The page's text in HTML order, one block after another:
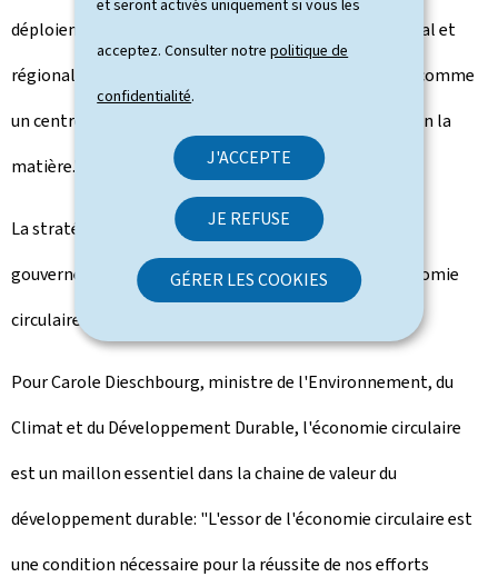
et seront activés uniquement si vous les
acceptez. Consulter notrepolitique de
confidentialité.
J'ACCEPTE
JE REFUSE
GÉRER LES COOKIES
déploiement de l'économie circulaire au niveau national et
régional, et, d'autre part, positionner le Luxembourg comme
un centre de compétences et un leader international en la
matière."
La stratégie contribue à l'exécution du programme
gouvernemental 2018-2023, qui fait référence à l'économie
circulaire de manière récurrente.
Pour Carole Dieschbourg, ministre de l'Environnement, du
Climat et du Développement Durable, l'économie circulaire
est un maillon essentiel dans la chaine de valeur du
développement durable: "L'essor de l'économie circulaire est
une condition nécessaire pour la réussite de nos efforts